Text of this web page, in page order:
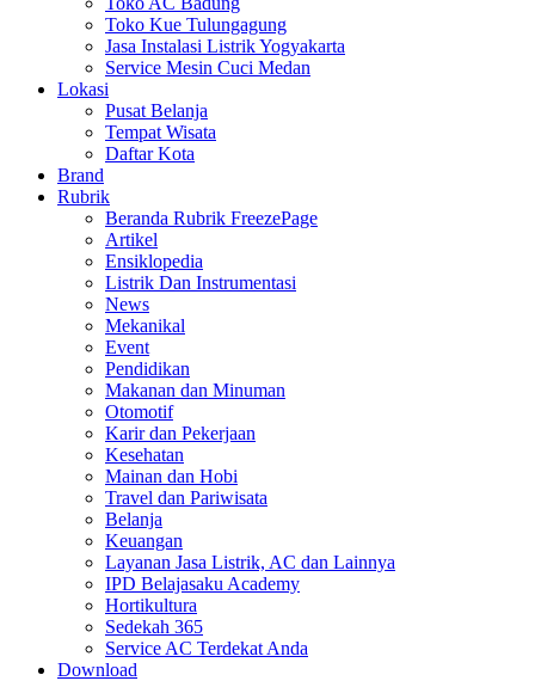
Toko Kue Tulungagung
Jasa Instalasi Listrik Yogyakarta
Service Mesin Cuci Medan
Lokasi
Pusat Belanja
Tempat Wisata
Daftar Kota
Brand
Rubrik
Beranda Rubrik FreezePage
Artikel
Ensiklopedia
Listrik Dan Instrumentasi
News
Mekanikal
Event
Pendidikan
Makanan dan Minuman
Otomotif
Karir dan Pekerjaan
Kesehatan
Mainan dan Hobi
Travel dan Pariwisata
Belanja
Keuangan
Layanan Jasa Listrik, AC dan Lainnya
IPD Belajasaku Academy
Hortikultura
Sedekah 365
Service AC Terdekat Anda
Download